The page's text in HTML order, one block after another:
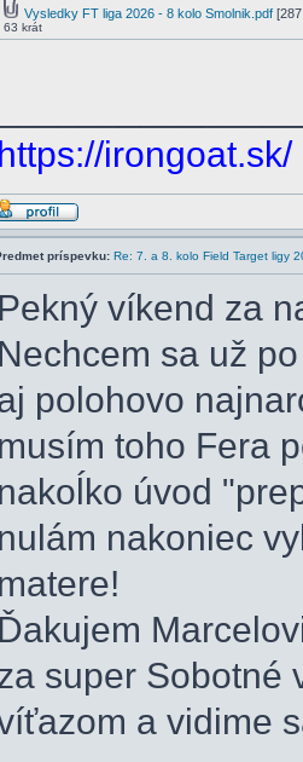
Vysledky FT liga 2026 - 8 kolo Smolnik.pdf
63 krát
https://irongoat.sk/
príspevku: Re: 7. a 8. kolo Field Target ligy
Pekný víkend za
Nechcem sa už
polohovo
musím toho Fera
nakoĺko úvod
nulám nakoniec
matere!
Ďakujem
super Sobotné
a vidime